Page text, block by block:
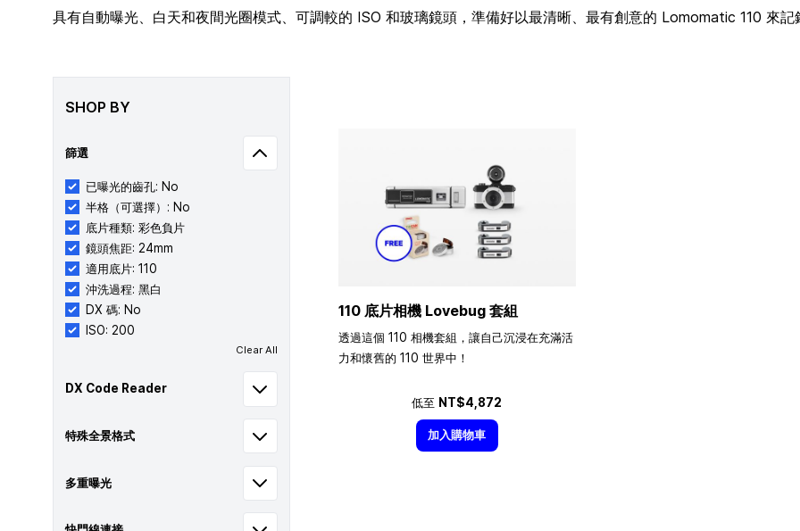
具有自動曝光、白天和夜間光圈模式、可調較的 ISO 和玻璃鏡頭，準備好以最清晰、最有創意的 Lomomatic 110 來記
SHOP BY
篩選
已曝光的齒孔: No
半格（可選擇）: No
底片種類: 彩色負片
鏡頭焦距: 24mm
適用底片: 110
沖洗過程: 黑白
DX 碼: No
ISO: 200
Clear All
DX Code Reader
特殊全景格式
多重曝光
110 底片相機 Lovebug 套組
透過這個 110 相機套組，讓自己沉浸在充滿活
力和懷舊的 110 世界中！
低至 NT$4,872
加入購物車